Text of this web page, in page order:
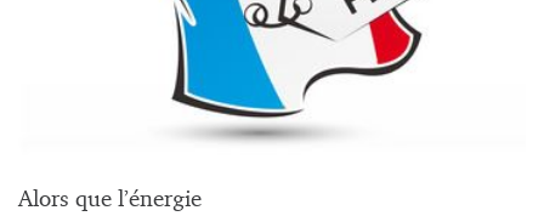
Alors que l’énergie